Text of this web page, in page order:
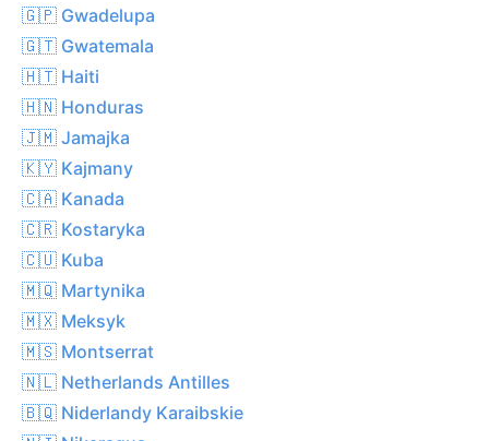
🇬🇵 Gwadelupa
🇬🇹 Gwatemala
🇭🇹 Haiti
🇭🇳 Honduras
🇯🇲 Jamajka
🇰🇾 Kajmany
🇨🇦 Kanada
🇨🇷 Kostaryka
🇨🇺 Kuba
🇲🇶 Martynika
🇲🇽 Meksyk
🇲🇸 Montserrat
🇳🇱 Netherlands Antilles
🇧🇶 Niderlandy Karaibskie